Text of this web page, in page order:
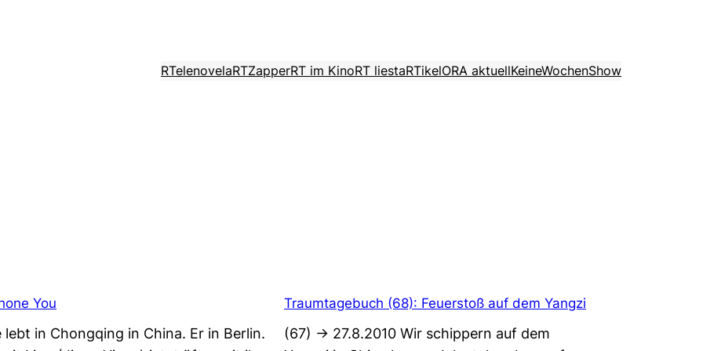
RTelenovelaRTZapperRT im KinoRT liestaRTikelORA aktuellKeineWochenShow
You
lebt in Chongqing in China. Er in Berlin.
Traumtagebuch (68): Feuerstoß auf dem Yangzi
(67) -> 27.8.2010 Wir schippern auf dem